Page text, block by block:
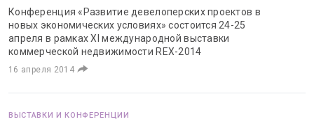
Конференция «Развитие девелоперских проектов в
новых экономических условиях» состоится 24-25
апреля в рамках XI международной выставки
коммерческой недвижимости REX-2014
16 апреля 2014
ВЫСТАВКИ И КОНФЕРЕНЦИИ